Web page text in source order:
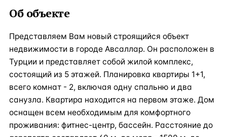
Об объекте
Представляем Вам новый строящийся объект
недвижимости в городе Авсаллар. Он расположен в
Турции и представляет собой жилой комплекс,
состоящий из 5 этажей. Планировка квартиры 1+1,
всего комнат - 2, включая одну спальню и два
санузла. Квартира находится на первом этаже. Дом
оснащен всем необходимым для комфортного
проживания: фитнес-центр, бассейн. Расстояние до